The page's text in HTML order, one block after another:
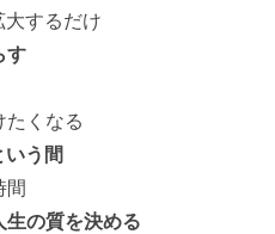
るだけ
す
くなる
いう間
の質を決める